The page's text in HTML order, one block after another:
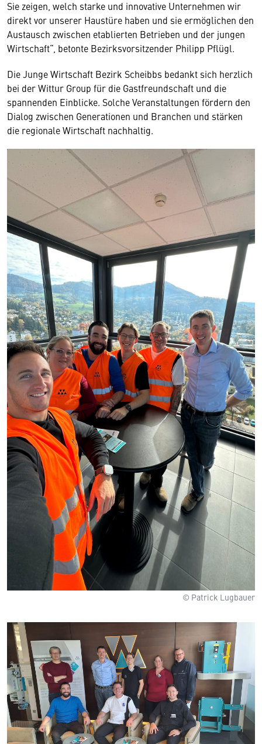
Sie zeigen, welch starke und innovative Unternehmen wir
direkt vor unserer Haustüre haben und sie ermöglichen den
Austausch zwischen etablierten Betrieben und der jungen
Wirtschaft“, betonte Bezirksvorsitzender Philipp Pflügl.
Die Junge Wirtschaft Bezirk Scheibbs bedankt sich herzlich
bei der Wittur Group für die Gastfreundschaft und die
spannenden Einblicke. Solche Veranstaltungen fördern den
Dialog zwischen Generationen und Branchen und stärken
die regionale Wirtschaft nachhaltig.
© Patrick Lugbauer